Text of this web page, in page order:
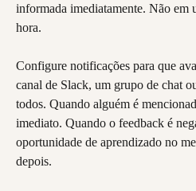
informada imediatamente. Não em
hora.
Configure notificações para que
canal de Slack, um grupo de chat
todos. Quando alguém é
imediato. Quando o feedback é
oportunidade de aprendizado no
depois.